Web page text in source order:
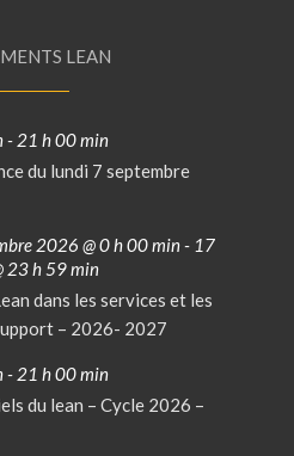
LEAN
- 21 h 00 min
du lundi 7 septembre
2026 @ 0 h 00 min- 17
23 h 59 min
dans les services et les
– 2026- 2027
- 21 h 00 min
du lean – Cycle 2026 –